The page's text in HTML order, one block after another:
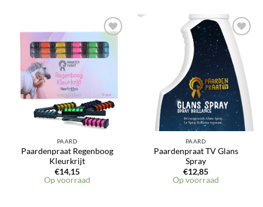
PAARD
Paardenpraat Regenboog
Kleurkrijt
€14,15
Op voorraad
PAARD
Paardenpraat TV Glans
Spray
€12,85
Op voorraad